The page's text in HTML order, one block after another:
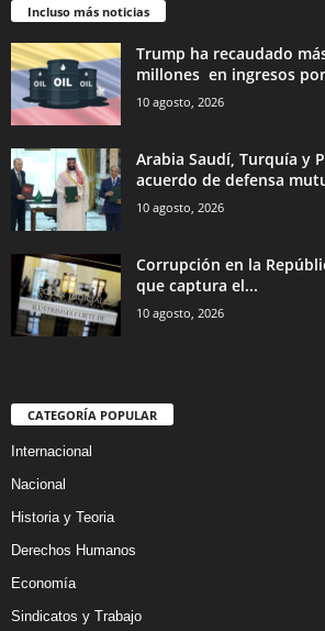
Incluso más noticias
Trump ha recaudado
millones en ingresos
10 agosto, 2026
Arabia Saudí, Turquía y
acuerdo de defensa
10 agosto, 2026
Corrupción en la
que captura el...
10 agosto, 2026
CATEGORÍA POPULAR
Internacional
Nacional
Historia y Teoria
Derechos Humanos
Economía
Sindicatos y Trabajo